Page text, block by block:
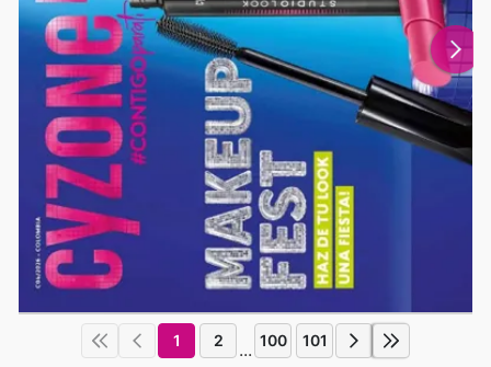
1 2 ... 100 101